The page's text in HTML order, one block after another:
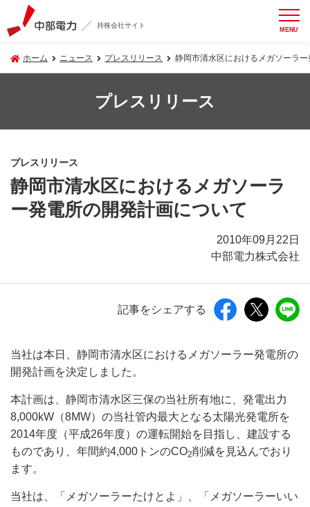
持株会社サイト MENU
ホーム ニュース プレスリリース 静岡市清水区におけるメガソーラ
プレスリリース
プレスリリース
静岡市清水区におけるメガソーラ
ー発電所の開発計画について
2010年09月22日
中部電力株式会社
記事をシェアする
当社は本日、静岡市清水区におけるメガソーラー発電所の
開発計画を決定しました。
本計画は、静岡市清水区三保の当社所有地に、発電出力
8,000kW（8MW）の当社管内最大となる太陽光発電所を
2014年度（平成26年度）の運転開始を目指し、建設する
ものであり、年間約4,000トンのCO2削減を見込んでおり
ます。
当社は、「メガソーラーたけとよ」、「メガソーラーいい